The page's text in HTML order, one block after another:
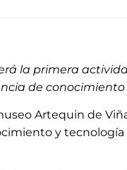
la primera
de
Artequin de
y